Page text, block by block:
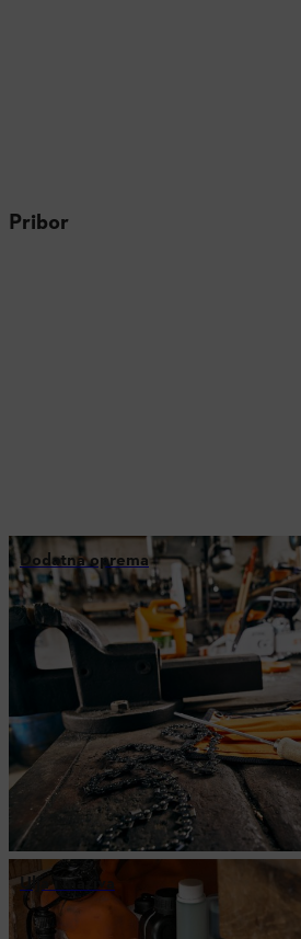
Pribor
Dodatna oprema
Ulja i maziva